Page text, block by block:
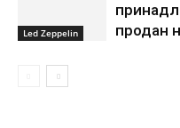
Led Zeppelin
продан